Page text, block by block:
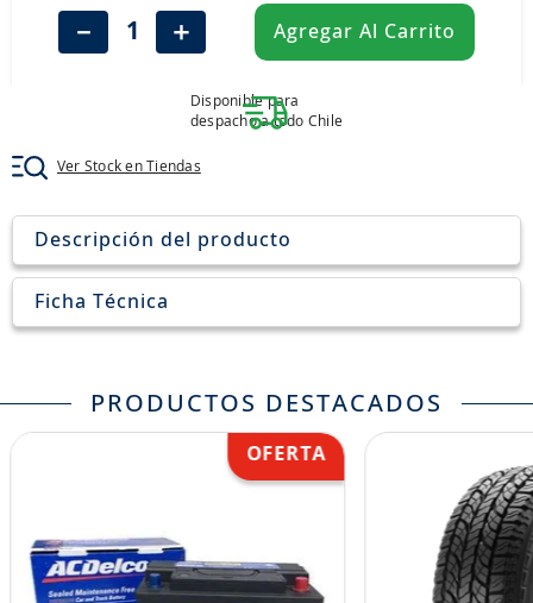
＋
－ Agregar Al Carrito
Disponible para
despacho a todo Chile
Ver Stock en Tiendas
Descripción del producto
Ficha Técnica
PRODUCTOS DESTACADOS
205
235